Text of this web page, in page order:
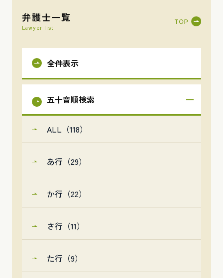
弁護士一覧
Lawyer list
全件表示
五十音順検索
ALL（118）
あ行（29）
か行（22）
さ行（11）
た行（9）